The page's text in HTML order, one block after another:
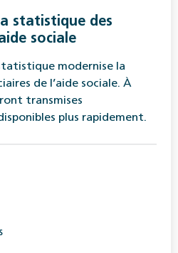
statistique des
sociale
modernise la
de l’aide sociale. À
transmises
plus rapidement.